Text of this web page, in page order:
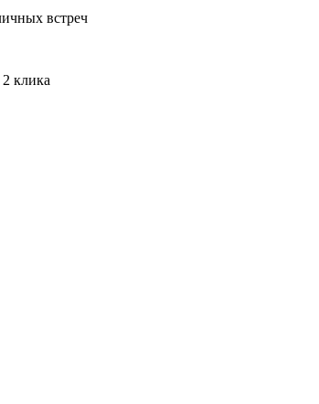
встреч
клика